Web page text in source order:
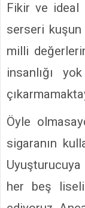
Fikir ve ideal
serseri
milli
insanlığı
Öyle
sigaranın
Uyuşturucuya
her beş